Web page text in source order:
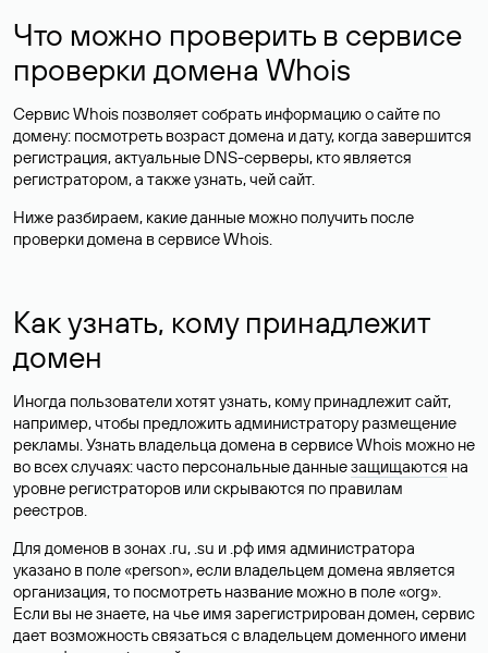
Что можно проверить в сервисе
проверки домена Whois
Сервис Whois позволяет собрать информацию о сайте по
домену: посмотреть возраст домена и дату, когда завершится
регистрация, актуальные DNS-серверы, кто является
регистратором, а также узнать, чей сайт.
Ниже разбираем, какие данные можно получить после
проверки домена в сервисе Whois.
Как узнать, кому принадлежит
домен
Иногда пользователи хотят узнать, кому принадлежит сайт,
например, чтобы предложить администратору размещение
рекламы. Узнать владельца домена в сервисе Whois можно не
во всех случаях: часто персональные данныезащищаются на
уровне регистраторов или скрываются по правилам
реестров.
Для доменов в зонах .ru, .su и .рф имя администратора
указано в поле «person», если владельцем домена является
организация, то посмотреть название можно в поле «org».
Если вы не знаете, на чье имя зарегистрирован домен, сервис
дает возможность связаться с владельцем доменного имени